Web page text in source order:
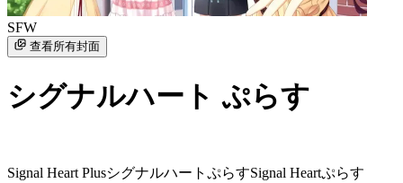
SFW
查看所有封面
シグナルハート ぷらす
Signal Heart PlusシグナルハートぷらすSignal Heartぷらす